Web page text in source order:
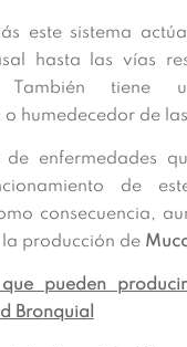
este sistema
hasta las vías
También tiene
o humedecedor de
enfermedades
de
consecuencia,
producción de
que pueden
Bronquial